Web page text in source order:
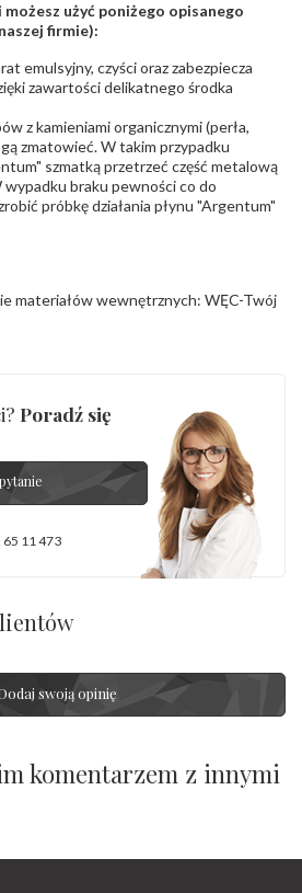
użyć poniżego opisanego
firmie):
emulsyjny, czyści oraz zabezpiecza
zawartości delikatnego środka
z kamieniami organicznymi (perła,
zmatowieć. W takim przypadku
szmatką przetrzeć część metalową
braku pewności co do
próbkę działania płynu "Argentum"
materiałów wewnętrznych: WĘC-Twój
Poradź się
65 11 473
swoją opinię
komentarzem z innymi